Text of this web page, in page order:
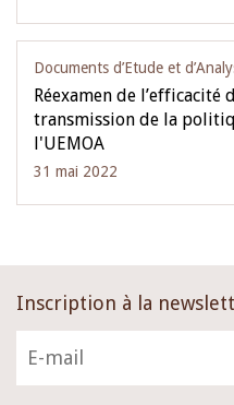
Documents d’Etude et
Réexamen de l’efficacité
transmission de la
l'UEMOA
31 mai 2022
Inscription à la